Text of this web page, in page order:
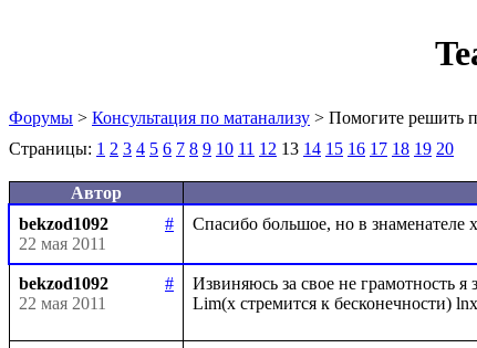
Форумы > Консультация по матанализу > Помогите решить
Страницы: 1 2 3 4 5 6 7 8 9 10 11 12 13 14 15 16 17 18 19 20
Автор
bekzod1092
#
22 мая 2011
bekzod1092
#
22 мая 2011
Извиняюсь за свое не грамотность я